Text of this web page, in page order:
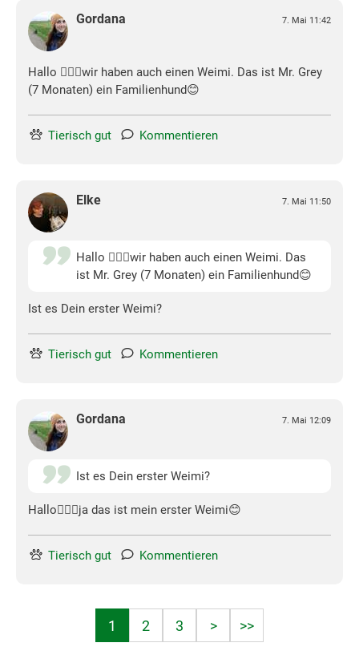
Gordana 7. Mai 11:42
Hallo 🙋🏻‍♀️wir haben auch einen Weimi. Das ist Mr. Grey
(7 Monaten) ein Familienhund😊
Tierisch gut Kommentieren
Elke 7. Mai 11:50
Hallo 🙋🏻‍♀️wir haben auch einen Weimi. Das
ist Mr. Grey (7 Monaten) ein Familienhund😊
Ist es Dein erster Weimi?
Tierisch gut Kommentieren
Gordana 7. Mai 12:09
Ist es Dein erster Weimi?
Hallo🙋🏻‍♀️ja das ist mein erster Weimi😊
Tierisch gut Kommentieren
1 2 3 > >>